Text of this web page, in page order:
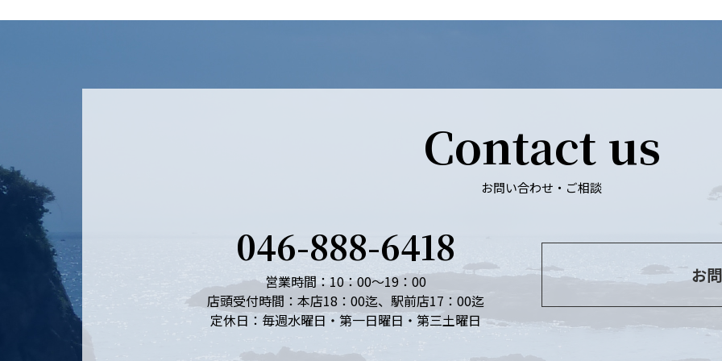
Contact us
お問い合わせ・ご相談
046-888-6418
営業時間：10：00～19：00
店頭受付時間：本店18：00迄、駅前店17：00迄
定休日：毎週水曜日・第一日曜日・第三土曜日
お